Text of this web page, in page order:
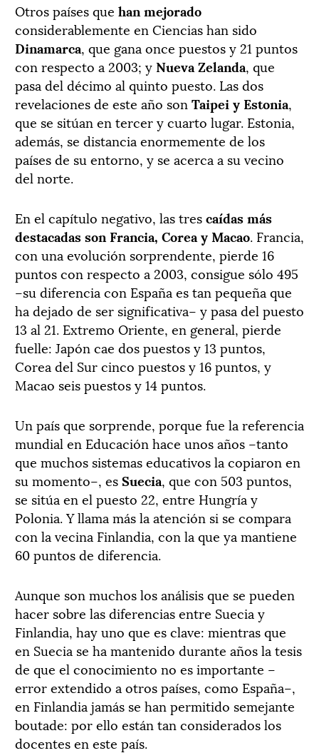
Otros países que han mejorado
considerablemente en Ciencias han sido
Dinamarca, que gana once puestos y 21 puntos
con respecto a 2003; yNueva Zelanda, que
pasa del décimo al quinto puesto. Las dos
revelaciones de este año son Taipei y Estonia,
que se sitúan en tercer y cuarto lugar. Estonia,
además, se distancia enormemente de los
países de su entorno, y se acerca a su vecino
del norte.
En el capítulo negativo, las trescaídas más
destacadas son Francia, Corea y Macao. Francia,
con una evolución sorprendente, pierde 16
puntos con respecto a 2003, consigue sólo 495
–su diferencia con España es tan pequeña que
ha dejado de ser significativa– y pasa del puesto
13 al 21. Extremo Oriente, en general, pierde
fuelle: Japón cae dos puestos y 13 puntos,
Corea del Sur cinco puestos y 16 puntos, y
Macao seis puestos y 14 puntos.
Un país que sorprende, porque fue la referencia
mundial en Educación hace unos años –tanto
que muchos sistemas educativos la copiaron en
su momento–, esSuecia, que con 503 puntos,
se sitúa en el puesto 22, entre Hungría y
Polonia. Y llama más la atención si se compara
con la vecina Finlandia, con la que ya mantiene
60 puntos de diferencia.
Aunque son muchos los análisis que se pueden
hacer sobre las diferencias entre Suecia y
Finlandia, hay uno que es clave: mientras que
en Suecia se ha mantenido durante años la tesis
de que el conocimiento no es importante –
error extendido a otros países, como España–,
en Finlandia jamás se han permitido semejante
boutade: por ello están tan considerados los
docentes en este país.